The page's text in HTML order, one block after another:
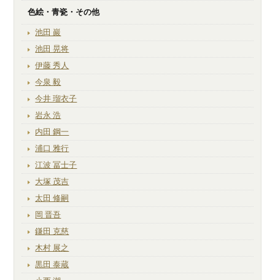
色絵・青瓷・その他
池田 巖
池田 晃将
伊藤 秀人
今泉 毅
今井 瑠衣子
岩永 浩
内田 鋼一
浦口 雅行
江波 冨士子
大塚 茂吉
太田 修嗣
岡 晋吾
鎌田 克慈
木村 展之
黒田 泰蔵